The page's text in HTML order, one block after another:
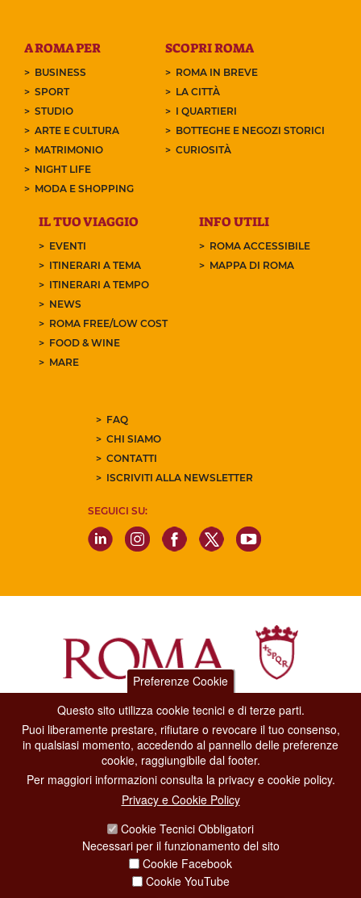
A ROMA PER
BUSINESS
SPORT
STUDIO
ARTE E CULTURA
MATRIMONIO
NIGHT LIFE
MODA E SHOPPING
SCOPRI ROMA
ROMA IN BREVE
LA CITTÀ
I QUARTIERI
BOTTEGHE E NEGOZI STORICI
CURIOSITÀ
IL TUO VIAGGIO
EVENTI
ITINERARI A TEMA
ITINERARI A TEMPO
NEWS
ROMA FREE/LOW COST
FOOD & WINE
MARE
INFO UTILI
ROMA ACCESSIBILE
MAPPA DI ROMA
FAQ
CHI SIAMO
CONTATTI
ISCRIVITI ALLA NEWSLETTER
SEGUICI SU:
Dipartimento Grandi Eventi, Sport, Turismo e Moda.
Via di San Basilio, 51
00187 Roma
CONTACT CENTER TEL. 06 06 08
CONTATTA LA REDAZIONE
Preferenze Cookie
Questo sito utilizza cookie tecnici e di terze parti.
Puoi liberamente prestare, rifiutare o revocare il tuo consenso,
in qualsiasi momento, accedendo al pannello delle preferenze
cookie, raggiungibile dal footer.
Per maggiori informazioni consulta la privacy e cookie policy.
Privacy e Cookie Policy
Cookie Tecnici Obbligatori
Necessari per il funzionamento del sito
Cookie Facebook
Cookie YouTube